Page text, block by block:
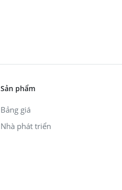
Sản phẩm
Bảng giá
Nhà phát triển